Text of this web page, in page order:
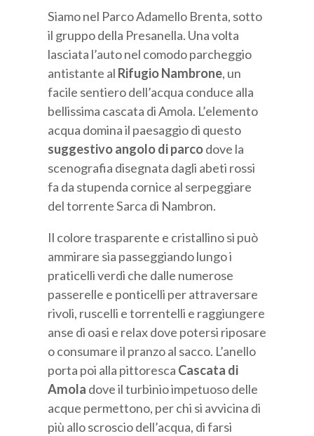
Siamo nel Parco Adamello Brenta, sotto
il gruppo della Presanella. Una volta
lasciata l’auto nel comodo parcheggio
antistante al Rifugio Nambrone, un
facile sentiero dell’acqua conduce alla
bellissima cascata di Amola. L’elemento
acqua domina il paesaggio di questo
suggestivo angolo di parcodove la
scenografia disegnata dagli abeti rossi
fa da stupenda cornice al serpeggiare
del torrente Sarca di Nambron.
Il colore trasparente e cristallino si può
ammirare sia passeggiando lungo i
praticelli verdi che dalle numerose
passerelle e ponticelli per attraversare
rivoli, ruscelli e torrentelli e raggiungere
anse di oasi e relax dove potersi riposare
o consumare il pranzo al sacco. L’anello
porta poi alla pittoresca Cascata di
Amola dove il turbinio impetuoso delle
acque permettono, per chi si avvicina di
più allo scroscio dell’acqua, di farsi